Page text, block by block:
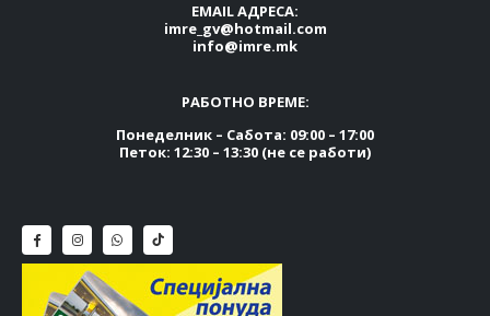
EMAIL АДРЕСА:
imre_gv@hotmail.com
info@imre.mk
РАБОТНО ВРЕМЕ:
Понеделник – Сабота: 09:00 – 17:00
Петок: 12:30 – 13:30 (не се работи)